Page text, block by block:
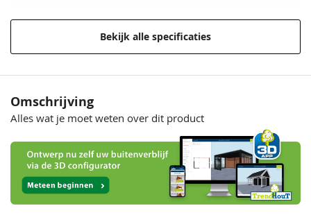
Houtsoort Onbehandeld lariks/douglas
Materiaal
Onbehandeld lariks Douglas
Behandeling Materiaal
Bevestigingsmaterialen Inclusief
Boeidelen 25x195 mm
Nokhoogte 490 cm
Bekijk alle specificaties
Omschrijving
Alles wat je moet weten over dit product